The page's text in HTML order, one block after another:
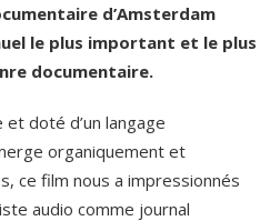
d’Amsterdam
le plus important et le plus
documentaire.
doté d’un langage
organiquement et
ce film nous a impressionnés
audio comme journal